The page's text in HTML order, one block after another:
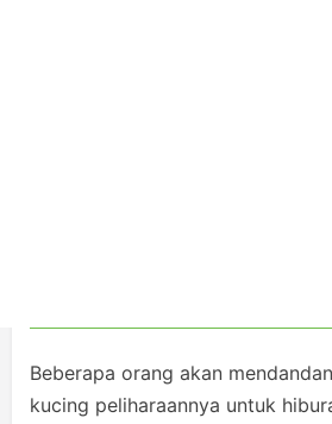
Beberapa orang akan
kucing peliharaannya untuk